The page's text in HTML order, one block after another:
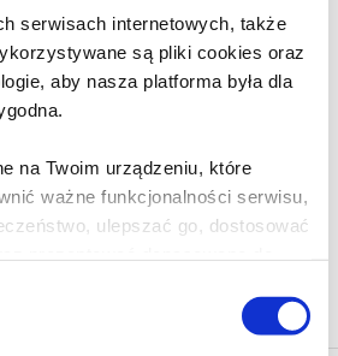
serwisach internetowych, także
są pliki cookies oraz
aby nasza platforma była dla
na Twoim urządzeniu, które
ważne funkcjonalności serwisu,
ulepszać go, dostosować
nam niezbędne do prawidłowego
Szolem Alejchem
Do koszyka Na prezent